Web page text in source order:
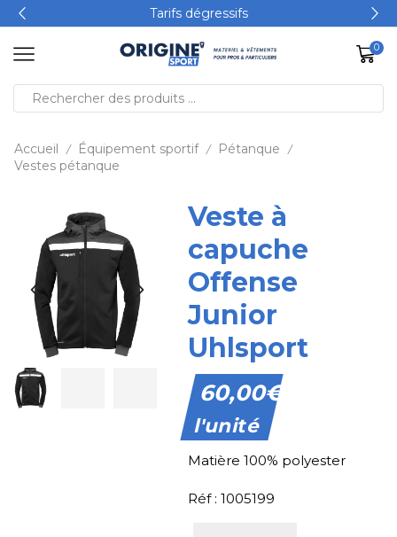
Produits 100% personnalisables
0
Accueil / Équipement sportif / Pétanque /
Vestes pétanque
Veste à
capuche
Offense
Junior
Uhlsport
60,00€
l'unité
Matière 100% polyester
Réf : 1005199